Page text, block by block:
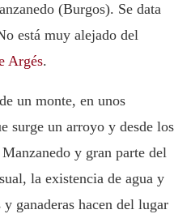
(Burgos). Se data
está muy alejado del
Argés.
un monte, en unos
surge un arroyo y desde los
y gran parte del
la existencia de agua y
ganaderas hacen del lugar